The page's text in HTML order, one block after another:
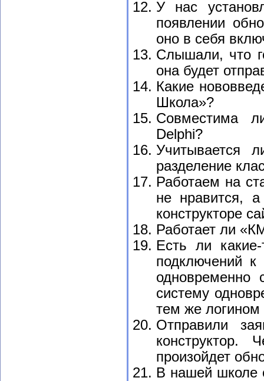
У нас
появлении
оно в себя
Cлышали, что
она будет
Какие
Школа»?
Совместима
Delphi?
Учитывается
разделение
Работаем на
не нравится,
конструкторе
Работает ли
Есть ли
подключений к
одновременно
систему
тем же логином
Отправили
конструктор.
произойдет
В нашей школе